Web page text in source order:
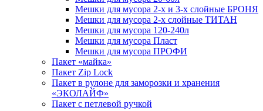
Мешки для мусора 2-х и 3-х слойные БРОНЯ
Мешки для мусора 2-х слойные ТИТАН
Мешки для мусора 120-240л
Мешки для мусора Пласт
Мешки для мусора ПРОФИ
Пакет «майка»
Пакет Zip Lock
Пакет в рулоне для заморозки и хранения
«ЭКОЛАЙФ»
Пакет с петлевой ручкой